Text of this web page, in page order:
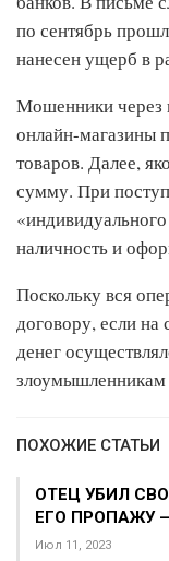
по сентябрь
нанесен ущерб в
Мошенники через
онлайн-магазины
товаров. Далее,
сумму. При
наличность и
Поскольку вся
договору, если на
денег
злоумышленникам
ПОХОЖИЕ СТАТЬИ
ОТЕЦ УБИЛ
ЕГО ПРОПАЖУ
Июл 11, 2023